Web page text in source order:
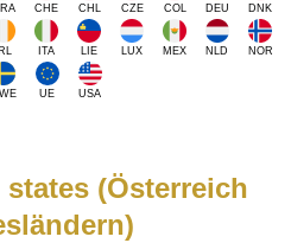
CHE CHL CZE COL DEU DNK
IRL ITA LIE LUX MEX NLD NOR
UE USA
(Österreich